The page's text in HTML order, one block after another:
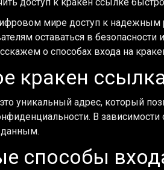
мире доступ к надежным
оставаться в
о способах входа на
кракен
уникальный адрес, который
В
способы